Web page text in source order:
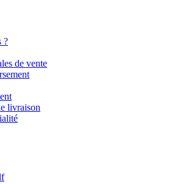
?
de vente
livraison